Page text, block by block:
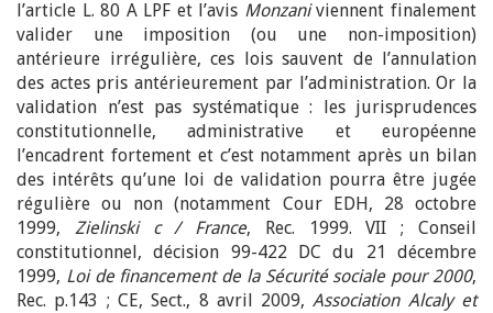
l’article L. 80 A LPF et l’avis Monzaniviennent finalement
valider une imposition (ou une non-imposition)
antérieure irrégulière, ces lois sauvent de l’annulation
des actes pris antérieurement par l’administration. Or la
validation n’est pas systématique : les jurisprudences
constitutionnelle, administrative et européenne
l’encadrent fortement et c’est notamment après un bilan
des intérêts qu’une loi de validation pourra être jugée
régulière ou non (notamment Cour EDH, 28 octobre
1999, Zielinski c / France, Rec. 1999. VII ; Conseil
constitutionnel, décision 99-422 DC du 21 décembre
1999, Loi de financement de la Sécurité sociale pour 2000,
Rec. p.143 ; CE, Sect., 8 avril 2009,Association Alcaly et